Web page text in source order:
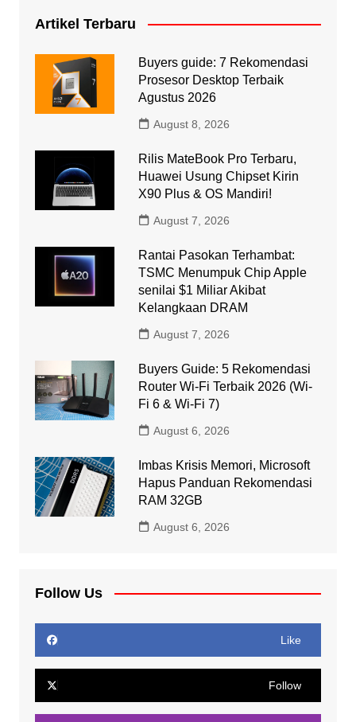
Artikel Terbaru
Buyers guide: 7 Rekomendasi
Prosesor Desktop Terbaik
Agustus 2026
August 8, 2026
Rilis MateBook Pro Terbaru,
Huawei Usung Chipset Kirin
X90 Plus & OS Mandiri!
August 7, 2026
Rantai Pasokan Terhambat:
TSMC Menumpuk Chip Apple
senilai $1 Miliar Akibat
Kelangkaan DRAM
August 7, 2026
Buyers Guide: 5 Rekomendasi
Router Wi-Fi Terbaik 2026 (Wi-
Fi 6 & Wi-Fi 7)
August 6, 2026
Imbas Krisis Memori, Microsoft
Hapus Panduan Rekomendasi
RAM 32GB
August 6, 2026
Follow Us
Like
Follow